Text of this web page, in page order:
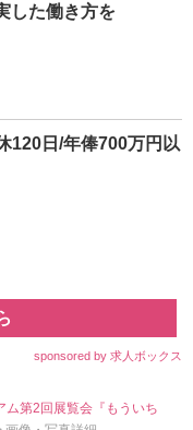
した働き方を
120日/年俸700万円以
sponsored by 求人ボックス
ム第2回展覧会『もういち